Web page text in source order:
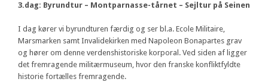
3.dag: Byrundtur – Montparnasse-tårnet – Sejltur på Seinen
I dag kører vi byrundturen færdig og ser bl.a. Ecole Militaire,
Marsmarken samt Invalidekirken med Napoleon Bonapartes grav
og hører om denne verdenshistoriske korporal. Ved siden af ligger
det fremragende militærmuseum, hvor den franske konfliktfyldte
historie fortælles fremragende.